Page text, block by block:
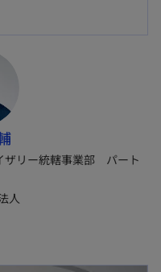
ザリー統轄事業部 パート
人